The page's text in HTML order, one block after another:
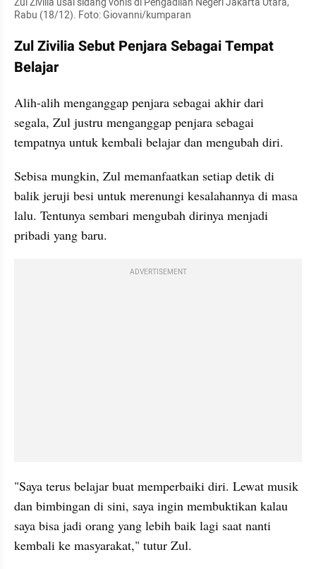
Rabu (18/12). Foto: Giovanni/kumparan
Zul Zivilia Sebut Penjara Sebagai Tempat
Belajar
Alih-alih menganggap penjara sebagai akhir dari
segala, Zul justru menganggap penjara sebagai
tempatnya untuk kembali belajar dan mengubah diri.
Sebisa mungkin, Zul memanfaatkan setiap detik di
balik jeruji besi untuk merenungi kesalahannya di masa
lalu. Tentunya sembari mengubah dirinya menjadi
pribadi yang baru.
ADVERTISEMENT
"Saya terus belajar buat memperbaiki diri. Lewat musik
dan bimbingan di sini, saya ingin membuktikan kalau
saya bisa jadi orang yang lebih baik lagi saat nanti
kembali ke masyarakat," tutur Zul.